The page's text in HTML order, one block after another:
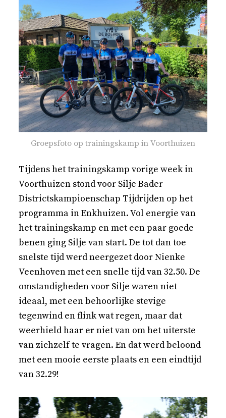
Groepsfoto op trainingskamp in Voorthuizen
Tijdens het trainingskamp vorige week in
Voorthuizen stond voor Silje Bader
Districtskampioenschap Tijdrijden op het
programma in Enkhuizen. Vol energie van
het trainingskamp en met een paar goede
benen ging Silje van start. De tot dan toe
snelste tijd werd neergezet door Nienke
Veenhoven met een snelle tijd van 32.50. De
omstandigheden voor Silje waren niet
ideaal, met een behoorlijke stevige
tegenwind en flink wat regen, maar dat
weerhield haar er niet van om het uiterste
van zichzelf te vragen. En dat werd beloond
met een mooie eerste plaats en een eindtijd
van 32.29!